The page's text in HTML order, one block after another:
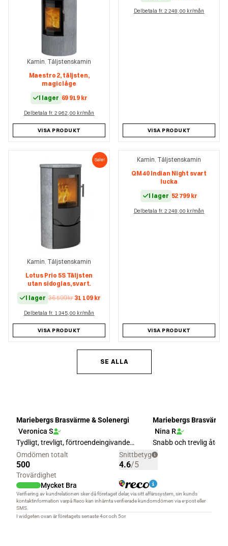
Kamin, Täljstenskamin
Maestro 2, täljsten,
magic låge
I lager 69 919 kr
Delbetala fr. 2 962,00 kr/mån
VISA PRODUKT
Delbetala fr. 2 248,00 kr/mån
VISA PRODUKT
Sale!
Kamin Täljstenskamin
Lotus Prio 5S Täljsten
utan sidoglas, svart.
I lager 36 599krDet
priset
36
599 kr.
31 109 krDet
109 kr.
Delbetala fr. 1 345,00 kr/mån
VISA PRODUKT
Kamin Täljstenskamin
QM 40 Indian Night svart
lucka
I lager 52 799 kr
Delbetala fr. 2 248,00 kr/mån
VISA PRODUKT
SE ALLA